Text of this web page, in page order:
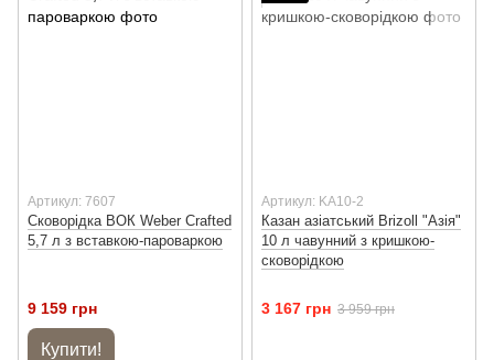
Артикул: 7607
Сковорідка ВОК Weber Crafted
5,7 л з вставкою-пароваркою
9 159 грн
Купити!
Артикул: KA10-2
Казан азіатський Brizoll "Азія"
10 л чавунний з кришкою-
сковорідкою
3 167 грн 3 959 грн